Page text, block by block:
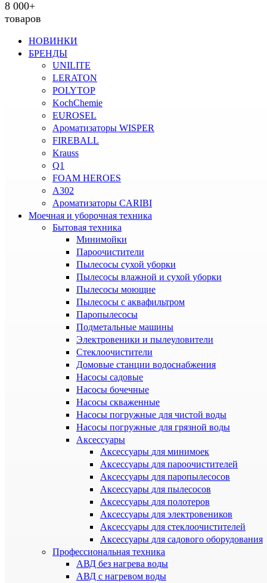
8 000+
товаров
НОВИНКИ
БРЕНДЫ
UNILITE
LERATON
POLYTOP
KochChemie
EUROSEL
Ароматизаторы WISPER
FIREBALL
Krauss
Q1
FOAM HEROES
A302
Ароматизаторы CARIBI
Моечная и уборочная техника
Бытовая техника
Минимойки
Пароочистители
Пылесосы сухой уборки
Пылесосы влажной и сухой уборки
Пылесосы моющие
Пылесосы с аквафильтром
Паропылесосы
Подметальные машины
Электровеники и пылеуловители
Стеклоочистители
Домовые станции водоснабжения
Насосы садовые
Насосы бочечные
Насосы скваженные
Насосы погружные для чистой воды
Насосы погружные для грязной воды
Аксессуары
Аксессуары для минимоек
Аксессуары для пароочистителей
Аксессуары для паропылесосов
Аксессуары для пылесосов
Аксессуары для полотеров
Аксессуары для электровеников
Аксессуары для стеклоочистителей
Аксессуары для садового оборудования
Профессиональная техника
АВД без нагрева воды
АВД с нагревом воды